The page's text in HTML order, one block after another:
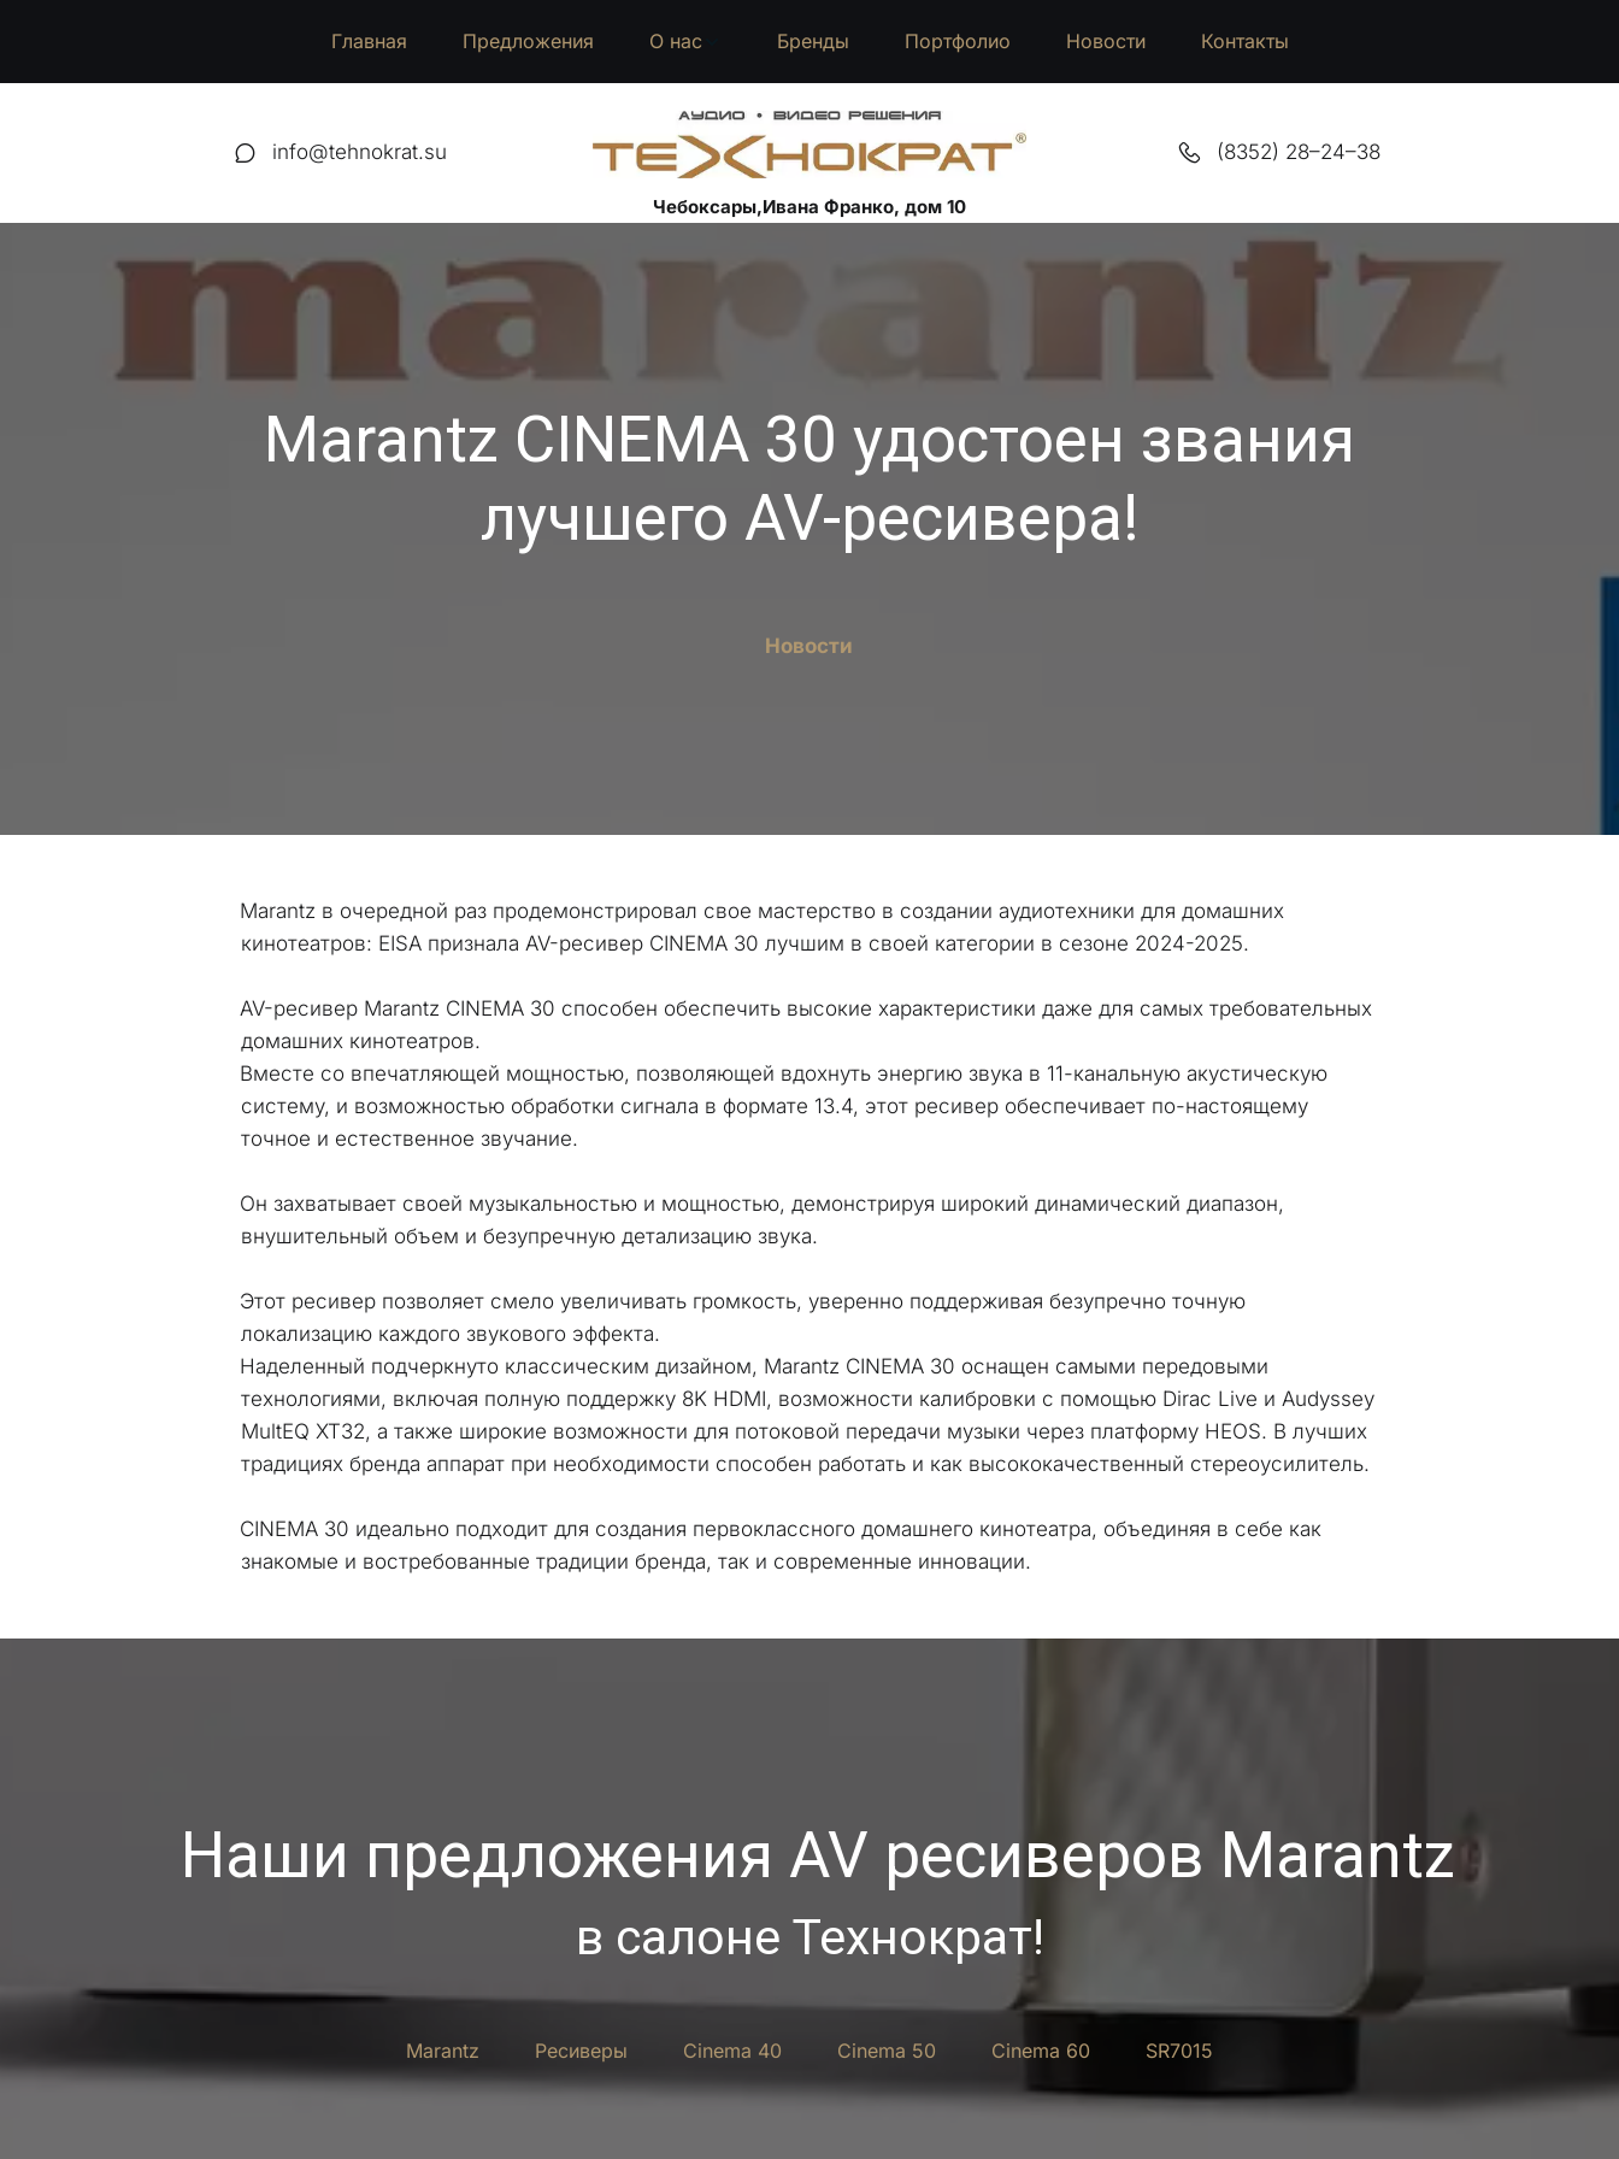
Главная Предложения О нас Бренды Портфолио Новости Контакты
info@tehnokrat.su (8352) 28–24–38
Чебоксары,Ивана Франко, дом 10
Marantz CINEMA 30 удостоен звания
лучшего AV-ресивера!
Новости
Marantz в очередной раз продемонстрировал свое мастерство в создании аудиотехники для домашних
кинотеатров: EISA признала AV-ресивер CINEMA 30 лучшим в своей категории в сезоне 2024-2025.
AV-ресивер Marantz CINEMA 30 способен обеспечить высокие характеристики даже для самых требовательных
домашних кинотеатров.
Вместе со впечатляющей мощностью, позволяющей вдохнуть энергию звука в 11-канальную акустическую
систему, и возможностью обработки сигнала в формате 13.4, этот ресивер обеспечивает по-настоящему
точное и естественное звучание.
Он захватывает своей музыкальностью и мощностью, демонстрируя широкий динамический диапазон,
внушительный объем и безупречную детализацию звука.
Этот ресивер позволяет смело увеличивать громкость, уверенно поддерживая безупречно точную
локализацию каждого звукового эффекта.
Наделенный подчеркнуто классическим дизайном, Marantz CINEMA 30 оснащен самыми передовыми
технологиями, включая полную поддержку 8K HDMI, возможности калибровки с помощью Dirac Live и Audyssey
MultEQ XT32, а также широкие возможности для потоковой передачи музыки через платформу HEOS. В лучших
традициях бренда аппарат при необходимости способен работать и как высококачественный стереоусилитель.
CINEMA 30 идеально подходит для создания первоклассного домашнего кинотеатра, объединяя в себе как
знакомые и востребованные традиции бренда, так и современные инновации.
Наши предложения AV ресиверов Marantz
в салоне Технократ!
Marantz Ресиверы Cinema 40 Cinema 50 Cinema 60 SR7015